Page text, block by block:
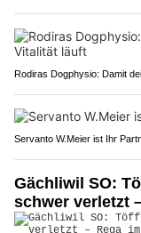
Rodiras Dogphysio: Damit
Servanto W.Meier ist Ihr
Gächliwil SO:
schwer verletzt